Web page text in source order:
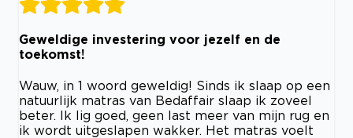
Geweldige investering voor jezelf en de
toekomst!
Wauw, in 1 woord geweldig! Sinds ik slaap op een
natuurlijk matras van Bedaffair slaap ik zoveel
beter. Ik lig goed, geen last meer van mijn rug en
ik wordt uitgeslapen wakker. Het matras voelt